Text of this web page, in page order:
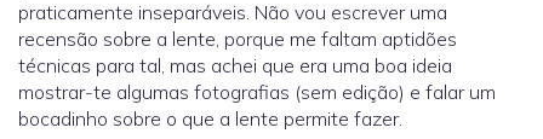
praticamente inseparáveis. Não vou escrever uma
recensão sobre a lente, porque me faltam aptidões
técnicas para tal, mas achei que era uma boa ideia
mostrar-te algumas fotografias (sem edição) e falar um
bocadinho sobre o que a lente permite fazer.